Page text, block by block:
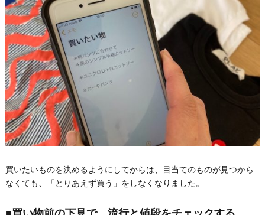
買いたいものを決めるようにしてからは、目当てのものが見つから
なくても、「とりあえず買う」をしなくなりました。